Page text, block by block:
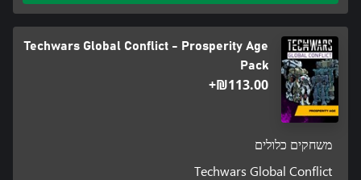
Techwars Global Conflict - Prosperity Age
Pack
‪₪‎113.00‬+
משחקים כלולים
Techwars Global Conflict